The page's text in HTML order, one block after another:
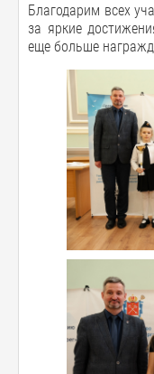
Благодарим всех
за яркие
еще больше